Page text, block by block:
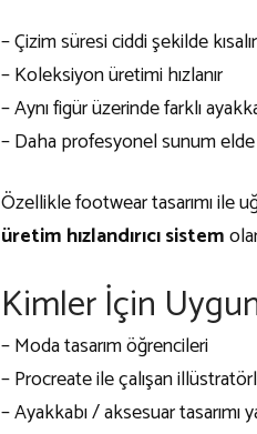
– Çizim süresi ciddi şekilde kısalır
– Koleksiyon üretimi hızlanır
– Aynı figür üzerinde farklı
– Daha profesyonel sunum
Özellikle footwear tasarımı ile
üretim hızlandırıcı sistem
Kimler İçin
– Moda tasarım öğrencileri
– Procreate ile çalışan
– Ayakkabı / aksesuar tasarımı